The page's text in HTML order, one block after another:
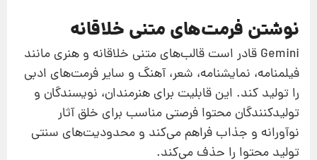
نوشتن فرمت‌های متنی خلاقانه
Gemini قادر است قالب‌های متنی خلاقانه و هنری مانند
فیلمنامه، نمایشنامه، شعر، آهنگ و سایر فرمت‌های ادبی
را تولید کند. این قابلیت برای هنرمندان، نویسندگان و
تولیدکنندگان محتوا فرصتی مناسب برای خلق آثار
نوآورانه و جذاب فراهم می‌کند و محدودیت‌های سنتی
تولید محتوا را حذف می‌کند.